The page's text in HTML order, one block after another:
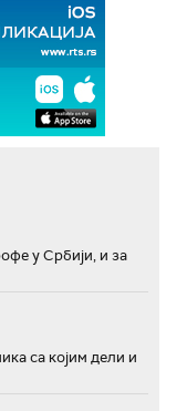
у Србији, и за
са којим дели и